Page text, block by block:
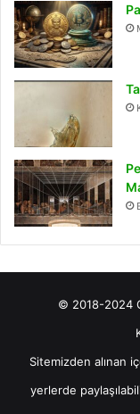
© 2018-2024
Sitemizden alınan
yerlerde